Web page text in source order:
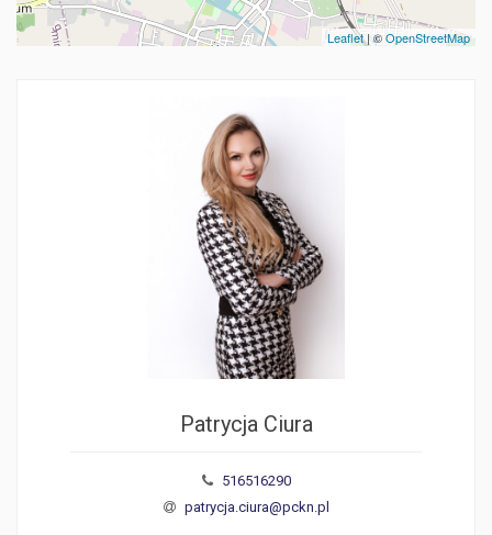
Leaflet| ©OpenStreetMap
Patrycja Ciura
516516290
patrycja.ciura@pckn.pl